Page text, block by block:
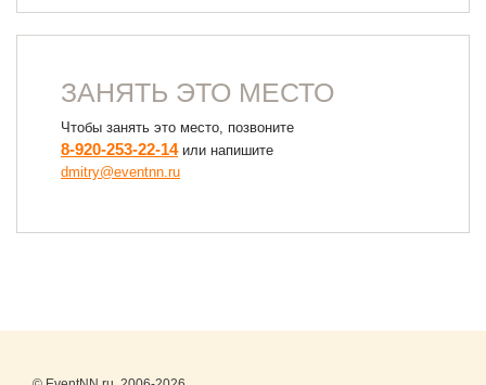
ЗАНЯТЬ ЭТО МЕСТО
Чтобы занять это место, позвоните
8-920-253-22-14или напишите
dmitry@eventnn.ru